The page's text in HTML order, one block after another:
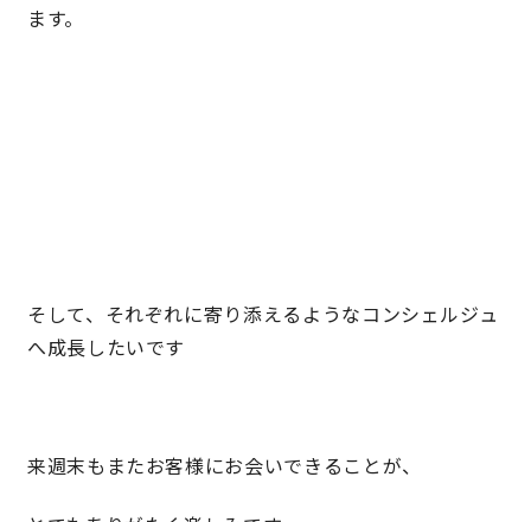
ます。
そして、それぞれに寄り添えるようなコンシェルジュ
へ成長したいです
来週末もまたお客様にお会いできることが、